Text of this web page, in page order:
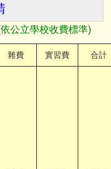
公立學校收費標準)
雜費 實習費 合計